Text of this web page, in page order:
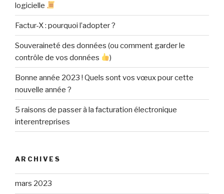
logicielle
Factur-X : pourquoi l’adopter ?
Souveraineté des données (ou comment garder le
contrôle de vos données
)
Bonne année 2023 ! Quels sont vos vœux pour cette
nouvelle année ?
5 raisons de passer à la facturation électronique
interentreprises
ARCHIVES
mars 2023